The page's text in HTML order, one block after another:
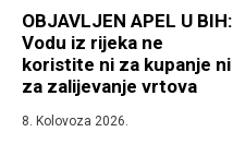
OBJAVLJEN APEL U BIH:
Vodu iz rijeka ne
koristite ni za kupanje ni
za zalijevanje vrtova
8. Kolovoza 2026.